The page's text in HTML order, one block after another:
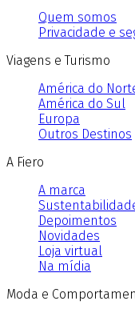
Quem somos
Privacidade e
Viagens e Turismo
América do
América do Sul
Europa
Outros Destinos
A Fiero
A marca
Depoimentos
Novidades
Loja virtual
Na mídia
Moda e